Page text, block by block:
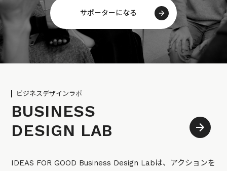
サポーターになる
ビジネスデザインラボ
BUSINESS
DESIGN LAB
IDEAS FOR GOOD Business Design Labは、アクションを